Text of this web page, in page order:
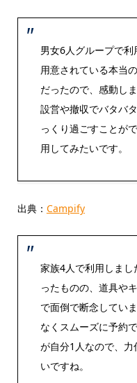
男女6人グループで
用意されている本当
だったので、感動し
設営や撤収でバタバ
っくり過ごすことが
用してみたいです。
出典： Campify
家族4人で利用しま
ったものの、道具や
で面倒で断念してい
なくスムーズに予約
が自分1人なので、
いですね。